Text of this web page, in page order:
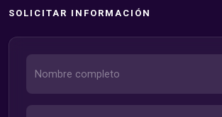
SOLICITAR INFORMACIÓN